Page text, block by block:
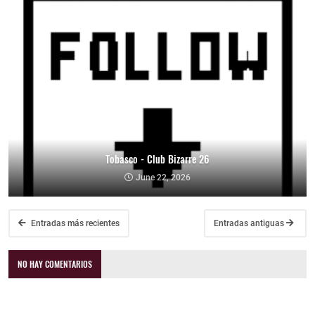
Tobasco - Club Bizarre 26
June 22, 2026
Entradas más recientes Entradas antiguas
NO HAY COMENTARIOS